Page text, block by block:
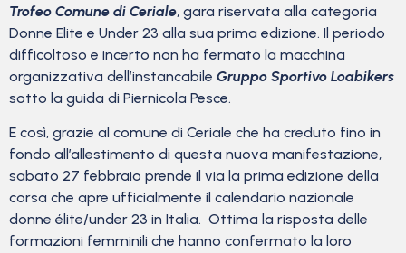
Trofeo Comune di Ceriale, gara riservata alla categoria
Donne Elite e Under 23 alla sua prima edizione. Il periodo
difficoltoso e incerto non ha fermato la macchina
organizzativa dell’instancabile Gruppo Sportivo Loabikers
sotto la guida di Piernicola Pesce.
E così, grazie al comune di Ceriale che ha creduto fino in
fondo all’allestimento di questa nuova manifestazione,
sabato 27 febbraio prende il via la prima edizione della
corsa che apre ufficialmente il calendario nazionale
donne élite/under 23 in Italia. Ottima la risposta delle
formazioni femminili che hanno confermato la loro